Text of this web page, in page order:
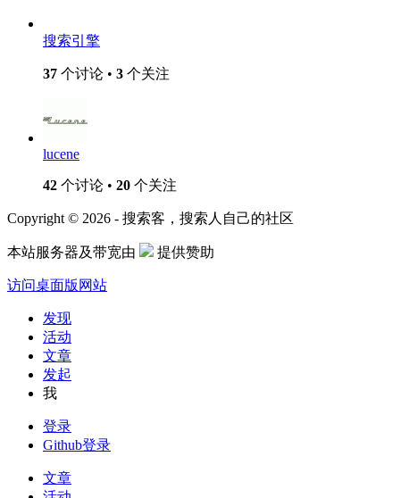
搜索引擎
37 个讨论 • 3 个关注
lucene
42 个讨论 • 20 个关注
Copyright © 2026 - 搜索客，搜索人自己的社区
本站服务器及带宽由 提供赞助
访问桌面版网站
发现
活动
文章
发起
我
登录
Github登录
文章